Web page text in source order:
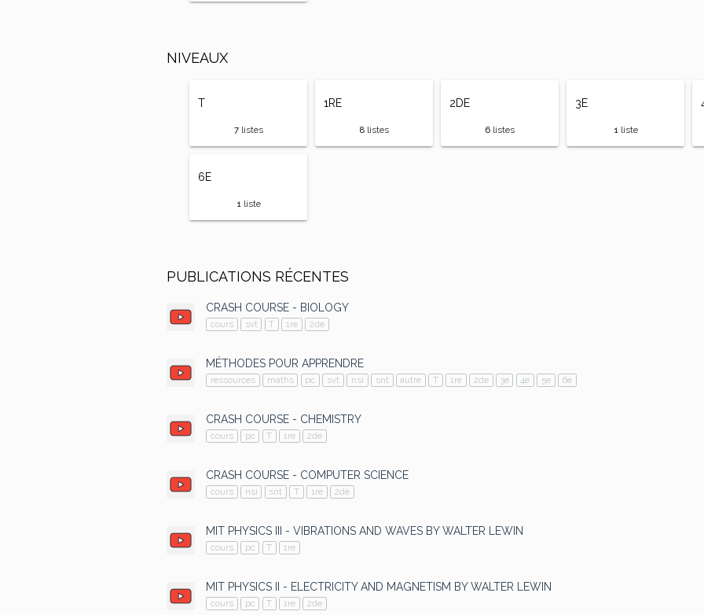
NIVEAUX
T
7listes
1RE
8 listes
2DE
6 listes
3E
1liste
6E
1liste
PUBLICATIONS RÉCENTES
CRASH COURSE - BIOLOGY
cours svt T 1re 2de
MÉTHODES POUR APPRENDRE
ressources maths pc svt nsi snt autre T 1re 2de 3e 4e 5e 6e
CRASH COURSE - CHEMISTRY
cours pc T 1re 2de
CRASH COURSE - COMPUTER SCIENCE
cours nsi snt T 1re 2de
MIT PHYSICS III - VIBRATIONS AND WAVES BY WALTER LEWIN
cours pc T 1re
MIT PHYSICS II - ELECTRICITY AND MAGNETISM BY WALTER LEWIN
cours pc T 1re 2de